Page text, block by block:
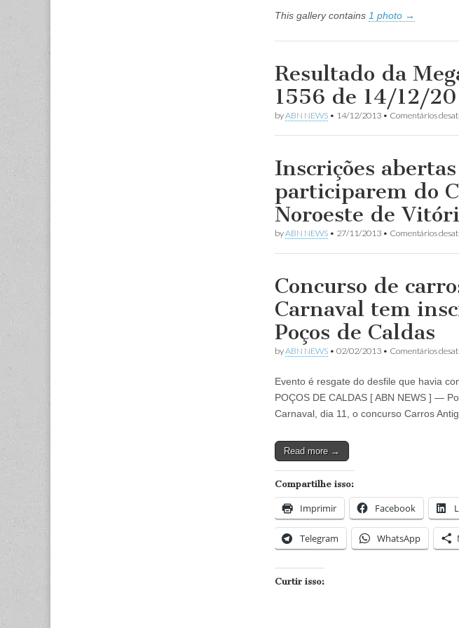
This gallery contains 1 photo →
Resultado da
1556 de 14/12/
byABN NEWS • 14/12/2013 • Comentários
Inscrições
participarem do
Noroeste de
byABN NEWS • 27/11/2013 • Comentários
Concurso de
Carnaval tem
Poços de Caldas
byABN NEWS • 02/02/2013 • Comentários
Evento é resgate do desfile que havia
POÇOS DE CALDAS [ ABN NEWS ] —
Carnaval, dia 11, o concurso Carros
Read more →
Compartilhe isso:
Imprimir Facebook
Telegram WhatsApp
Curtir isso: